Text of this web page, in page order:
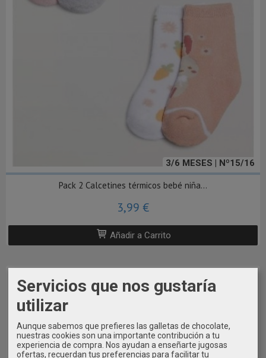
3/6 MESES | Nº15/16
Pack 2 Calcetines térmicos bebé niña...
3,99 €
Añadir a Carrito
Servicios que nos gustaría
utilizar
Aunque sabemos que prefieres las galletas de chocolate,
nuestras cookies son una importante contribución a tu
experiencia de compra. Nos ayudan a enseñarte jugosas
ofertas, recuerdan tus preferencias para facilitar tu